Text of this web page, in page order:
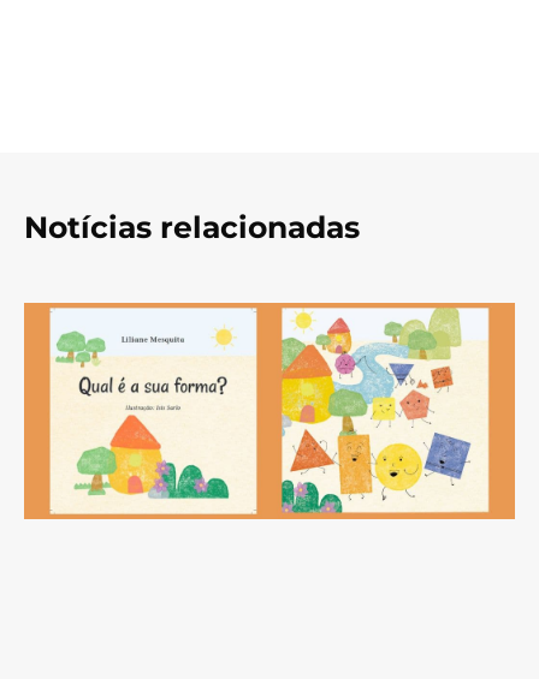
Notícias relacionadas